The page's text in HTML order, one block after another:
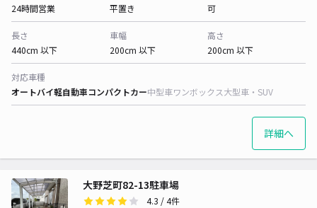
24時間営業
平置き
可
長さ
440cm 以下
車幅
200cm 以下
高さ
200cm 以下
対応車種
オートバイ軽自動車コンパクトカー中型車ワンボックス大型車・SUV
詳細へ
大野芝町82-13駐車場
4.3 / 4件